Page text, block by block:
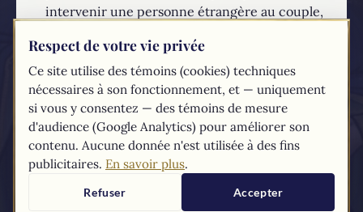
intervenir une personne étrangère au couple,
d’une mère connus de lui et liés entre eux par
le mariage et ayant le droit exclusif de ne
devenir parents que l’un par l’autre.
EN SAVOIR PLUS...
Les textes duCompendiumdu catéchisme de l'Église catholique sont
Respect de votre vie privée
Ce site utilise des témoins (cookies) techniques
nécessaires à son fonctionnement, et — uniquement
si vous y consentez — des témoins de mesure
d'audience (Google Analytics) pour améliorer son
contenu. Aucune donnée n'est utilisée à des fins
publicitaires. En savoir plus.
Refuser Accepter